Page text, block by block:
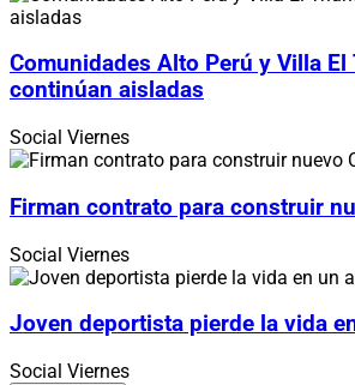
Comunidades Alto Perú y Villa El
continúan aisladas
Social Viernes
Firman contrato para construir
Social Viernes
Joven deportista pierde la vida
Social Viernes